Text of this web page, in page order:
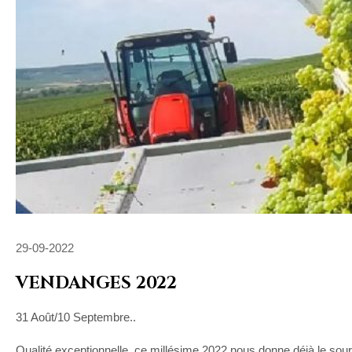
29-09-2022
VENDANGES 2022
31 Août/10 Septembre..